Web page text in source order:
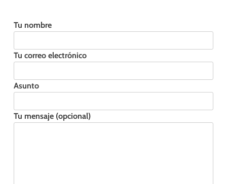
Tu nombre
Tu correo electrónico
Asunto
Tu mensaje (opcional)